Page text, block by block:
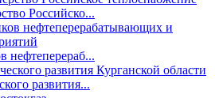
Российско...
нефтеперераб...
развития...